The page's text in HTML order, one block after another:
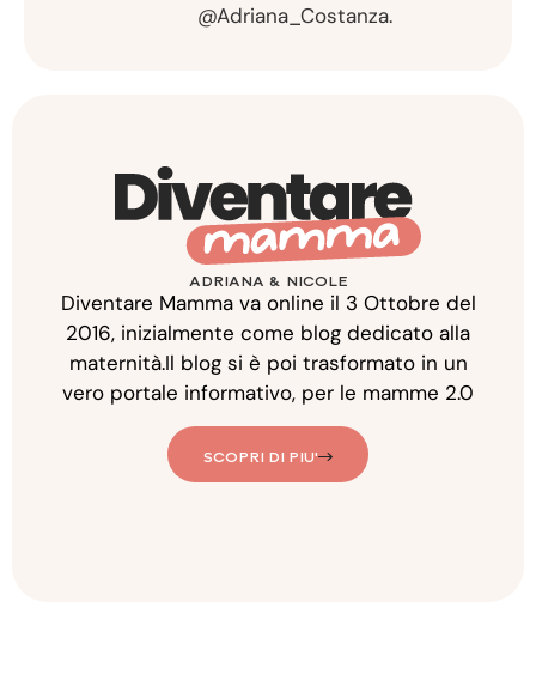
@Adriana_Costanza.
ADRIANA & NICOLE
Diventare Mamma va online il 3 Ottobre del
2016, inizialmente come blog dedicato alla
maternità.Il blog si è poi trasformato in un
vero portale informativo, per le mamme 2.0
SCOPRI DI PIU'